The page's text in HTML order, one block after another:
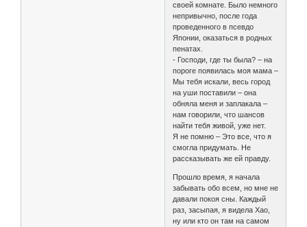
своей комнате. Было немного
непривычно, после года
проведенного в псевдо
Японии, оказаться в родных
пенатах.
- Господи, где ты была? – на
пороге появилась моя мама –
Мы тебя искали, весь город
на уши поставили – она
обняла меня и заплакала –
нам говорили, что шансов
найти тебя живой, уже нет.
Я не помню – Это все, что я
смогла придумать. Не
рассказывать же ей правду.
Прошло время, я начала
забывать обо всем, но мне не
давали покоя сны. Каждый
раз, засыпая, я видела Хао,
ну или кто он там на самом